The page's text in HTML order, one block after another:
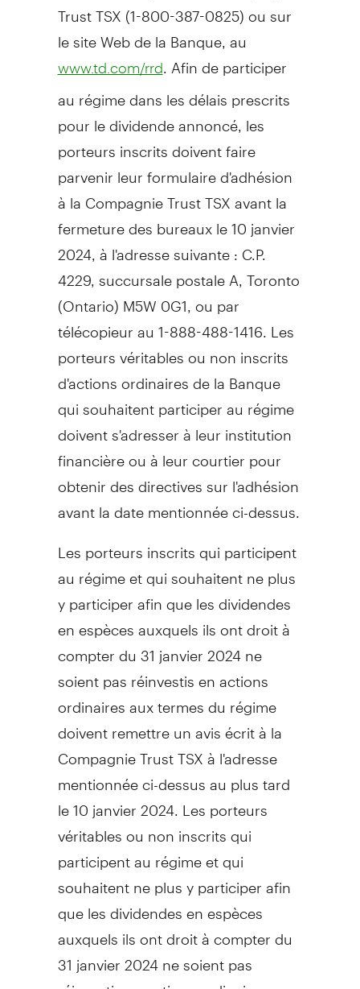
Trust TSX (1-800-387-0825) ou sur
le site Web de la Banque, au
www.td.com/rrd . Afin de participer
au régime dans les délais prescrits
pour le dividende annoncé, les
porteurs inscrits doivent faire
parvenir leur formulaire d'adhésion
à la Compagnie Trust TSX avant la
fermeture des bureaux le 10 janvier
2024, à l'adresse suivante : C.P.
4229, succursale postale A, Toronto
(Ontario) M5W 0G1, ou par
télécopieur au 1-888-488-1416. Les
porteurs véritables ou non inscrits
d'actions ordinaires de la Banque
qui souhaitent participer au régime
doivent s'adresser à leur institution
financière ou à leur courtier pour
obtenir des directives sur l'adhésion
avant la date mentionnée ci-dessus.
Les porteurs inscrits qui participent
au régime et qui souhaitent ne plus
y participer afin que les dividendes
en espèces auxquels ils ont droit à
compter du 31 janvier 2024 ne
soient pas réinvestis en actions
ordinaires aux termes du régime
doivent remettre un avis écrit à la
Compagnie Trust TSX à l'adresse
mentionnée ci-dessus au plus tard
le 10 janvier 2024. Les porteurs
véritables ou non inscrits qui
participent au régime et qui
souhaitent ne plus y participer afin
que les dividendes en espèces
auxquels ils ont droit à compter du
31 janvier 2024 ne soient pas